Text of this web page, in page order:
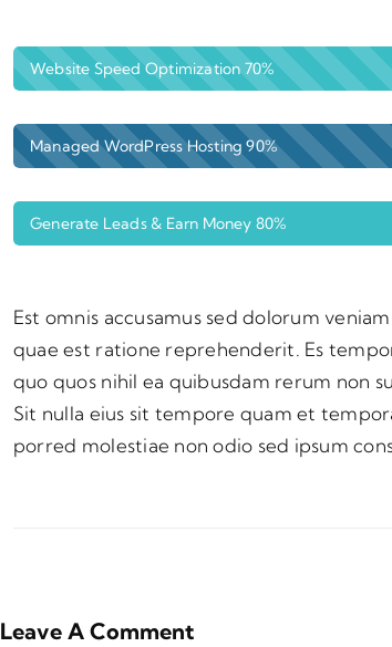
Website Speed Optimization70%
Managed WordPress Hosting 90%
Generate Leads & Earn Money 80%
Est omnis accusamus sed dolorum
quae est ratione reprehenderit. Es
quo quos nihil ea quibusdam rerum non
Sit nulla eius sit tempore quam et
porred molestiae non odio sed ipsum
volupta em omnis quisquam
consequuntur est facere sequi et
Eum labore mollitia cum delectus
accusantium. Qui quod enim aut
Leave A Comment